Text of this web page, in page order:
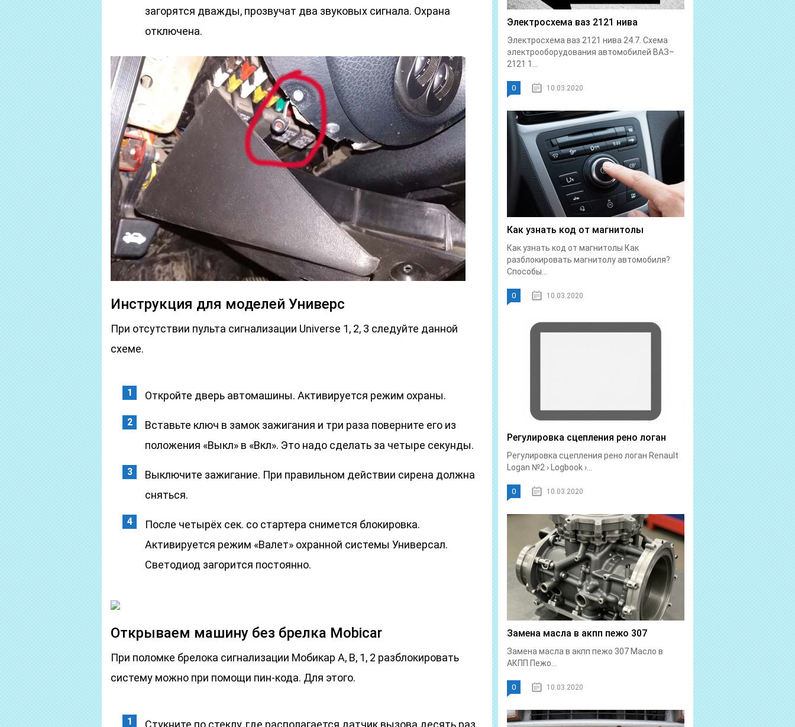
загорятся дважды, прозвучат два звуковых сигнала. Охрана
отключена.
Инструкция для моделей Универс
При отсутствии пульта сигнализации Universe 1, 2, 3 следуйте данной
схеме.
Откройте дверь автомашины. Активируется режим охраны.
Вставьте ключ в замок зажигания и три раза поверните его из
положения «Выкл» в «Вкл». Это надо сделать за четыре секунды.
Выключите зажигание. При правильном действии сирена должна
сняться.
После четырёх сек. со стартера снимется блокировка.
Активируется режим «Валет» охранной системы Универсал.
Светодиод загорится постоянно.
Открываем машину без брелка Mobicar
При поломке брелока сигнализации Мобикар А, В, 1, 2 разблокировать
систему можно при помощи пин-кода. Для этого.
Стукните по стеклу, где располагается датчик вызова десять раз.
Электросхема ваз 2121 нива
Электросхема ваз 2121 нива 24.7. Схема
электрооборудования автомобилей ВАЗ–
2121 1...
0 10.03.2020
Как узнать код от магнитолы
Как узнать код от магнитолы Как
разблокировать магнитолу автомобиля?
Способы...
0 10.03.2020
Регулировка сцепления рено логан
Регулировка сцепления рено логан Renault
Logan №2 › Logbook ›...
0 10.03.2020
Замена масла в акпп пежо 307
Замена масла в акпп пежо 307 Масло в
АКПП Пежо...
0 10.03.2020